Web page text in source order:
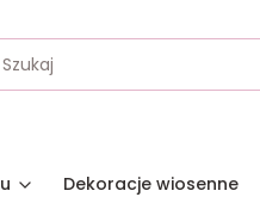
Dekoracje wiosenne